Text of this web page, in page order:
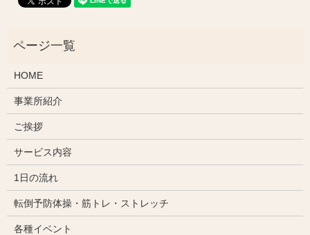
HOME
事業所紹介
ご挨拶
サービス内容
1日の流れ
転倒予防体操・筋トレ・ストレッチ
各種イベント